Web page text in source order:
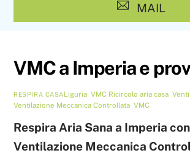
MAIL
VMC a Imperia e
RESPIRA CASALiguria, VMC Ricircolo aria casa,
Ventilazione Meccanica Controllata ,VMC
Respira Aria Sana a Imperia
Ventilazione Meccanica